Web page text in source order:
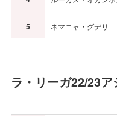
5 ネマニャ・グデリ
ラ・リーガ22/23